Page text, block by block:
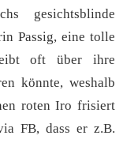
gesichtsblinde
Passig, eine tolle
oft über ihre
könnte, weshalb
roten Iro frisiert
FB, dass er z.B.